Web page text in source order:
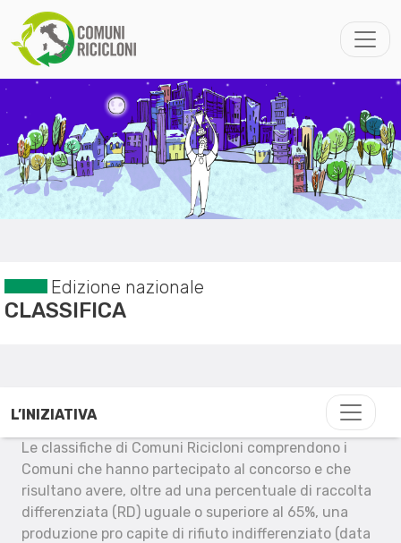
Edizione nazionale
CLASSIFICA
L’INIZIATIVA
Le classifiche di Comuni Ricicloni comprendono i
Comuni che hanno partecipato al concorso e che
risultano avere, oltre ad una percentuale di raccolta
differenziata (RD) uguale o superiore al 65%, una
produzione pro capite di rifiuto indifferenziato (data